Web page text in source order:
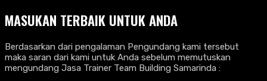
MASUKAN TERBAIK UNTUK ANDA
Berdasarkan dari pengalaman Pengundang kami tersebut
maka saran dari kami untuk Anda sebelum memutuskan
mengundang Jasa Trainer Team Building Samarinda :